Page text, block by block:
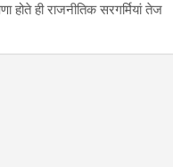
होते ही राजनीतिक सरगर्मियां तेज